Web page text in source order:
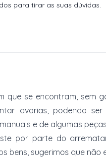
para tirar as suas dúvidas.
que se encontram, sem
avarias, podendo ser
e de algumas
por parte do
bens, sugerimos que não